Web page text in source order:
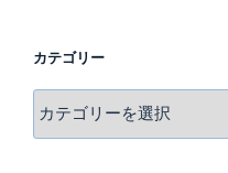
カテゴリー
テ